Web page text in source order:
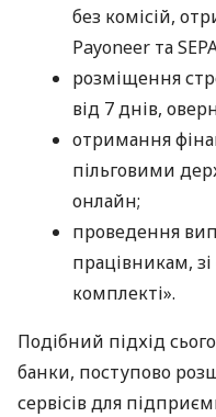
без комісій,
Payoneer та
розміщення
від 7 днів,
отримання
пільговими
онлайн;
проведення
працівникам,
комплекті».
Подібний підхід
банки, поступово
сервісів для